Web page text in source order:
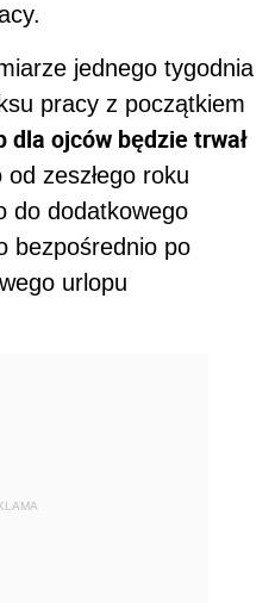
jednego tygodnia
pracy z początkiem
dla ojców będzie trwał
zeszłego roku
do dodatkowego
bezpośrednio po
urlopu